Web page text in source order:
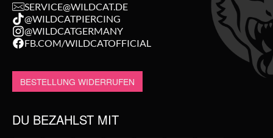
SERVICE@WILDCAT.DE
@WILDCATPIERCING
@WILDCATGERMANY
FB.COM/WILDCATOFFICIAL
BESTELLUNG WIDERRUFEN
DU BEZAHLST MIT